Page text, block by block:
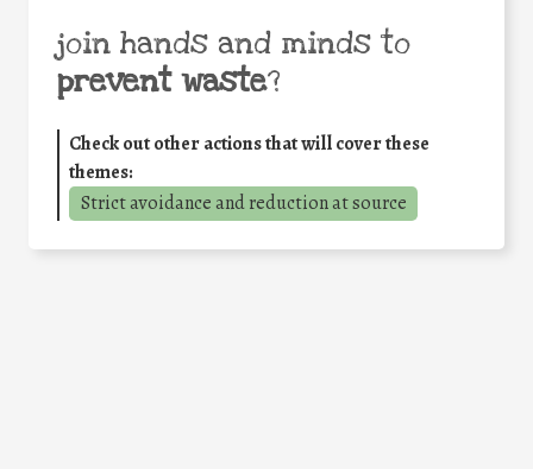
join hands and minds to
prevent waste?
Check out other actions that will cover these
themes:
Strict avoidance and reduction at source